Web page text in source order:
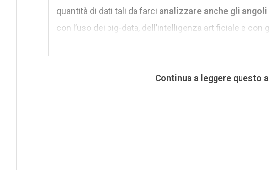
quantità di dati tali da farci analizzare anche gli
con l’uso dei big-data, dell’intelligenza artificiale e con
Continua a leggere questo